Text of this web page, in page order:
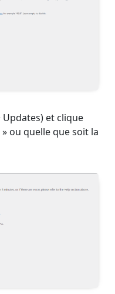
Updates) et clique
ou quelle que soit la